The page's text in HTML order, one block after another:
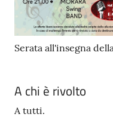
Serata all'insegna
A chi è rivolto
A tutti.